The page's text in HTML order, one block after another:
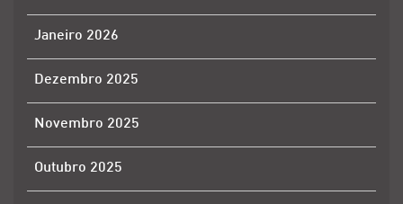
Janeiro 2026
Dezembro 2025
Novembro 2025
Outubro 2025